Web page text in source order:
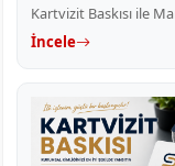
Kartvizit Baskısı ile
İncele